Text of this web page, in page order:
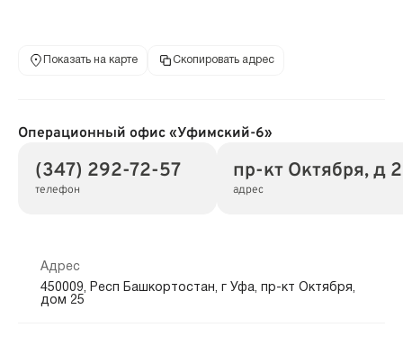
Показать на карте Скопировать адрес
Операционный офис «Уфимский-6»
(347) 292-72-57
телефон
пр-кт Октября, д
адрес
Адрес
450009, Респ Башкортостан, г Уфа, пр-кт Октября,
дом 25